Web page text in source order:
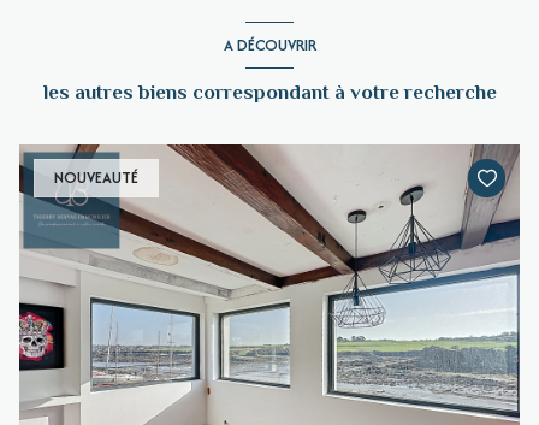
A DÉCOUVRIR
les autres biens correspondant à votre recherche
NOUVEAUTÉ